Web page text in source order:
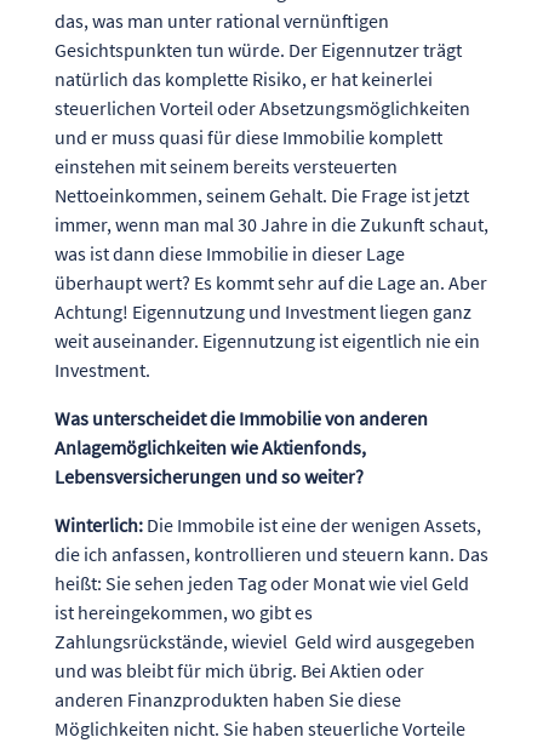
das, was man unter rational vernünftigen
Gesichtspunkten tun würde. Der Eigennutzer trägt
natürlich das komplette Risiko, er hat keinerlei
steuerlichen Vorteil oder Absetzungsmöglichkeiten
und er muss quasi für diese Immobilie komplett
einstehen mit seinem bereits versteuerten
Nettoeinkommen, seinem Gehalt. Die Frage ist jetzt
immer, wenn man mal 30 Jahre in die Zukunft schaut,
was ist dann diese Immobilie in dieser Lage
überhaupt wert? Es kommt sehr auf die Lage an. Aber
Achtung! Eigennutzung und Investment liegen ganz
weit auseinander. Eigennutzung ist eigentlich nie ein
Investment.
Was unterscheidet die Immobilie von anderen
Anlagemöglichkeiten wie Aktienfonds,
Lebensversicherungen und so weiter?
Winterlich:Die Immobile ist eine der wenigen Assets,
die ich anfassen, kontrollieren und steuern kann. Das
heißt: Sie sehen jeden Tag oder Monat wie viel Geld
ist hereingekommen, wo gibt es
Zahlungsrückstände, wieviel Geld wird ausgegeben
und was bleibt für mich übrig. Bei Aktien oder
anderen Finanzprodukten haben Sie diese
Möglichkeiten nicht. Sie haben steuerliche Vorteile